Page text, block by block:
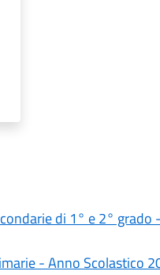
di 1° e 2° grado
- Anno Scolastico